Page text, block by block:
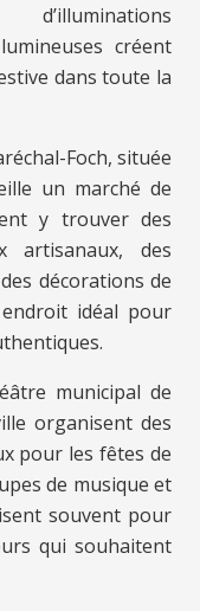
créent
dans toute la
Foch, située
un marché de
y trouver des
artisanaux, des
décorations de
idéal pour
municipal de
organisent des
pour les fêtes de
de musique et
souvent pour
qui souhaitent